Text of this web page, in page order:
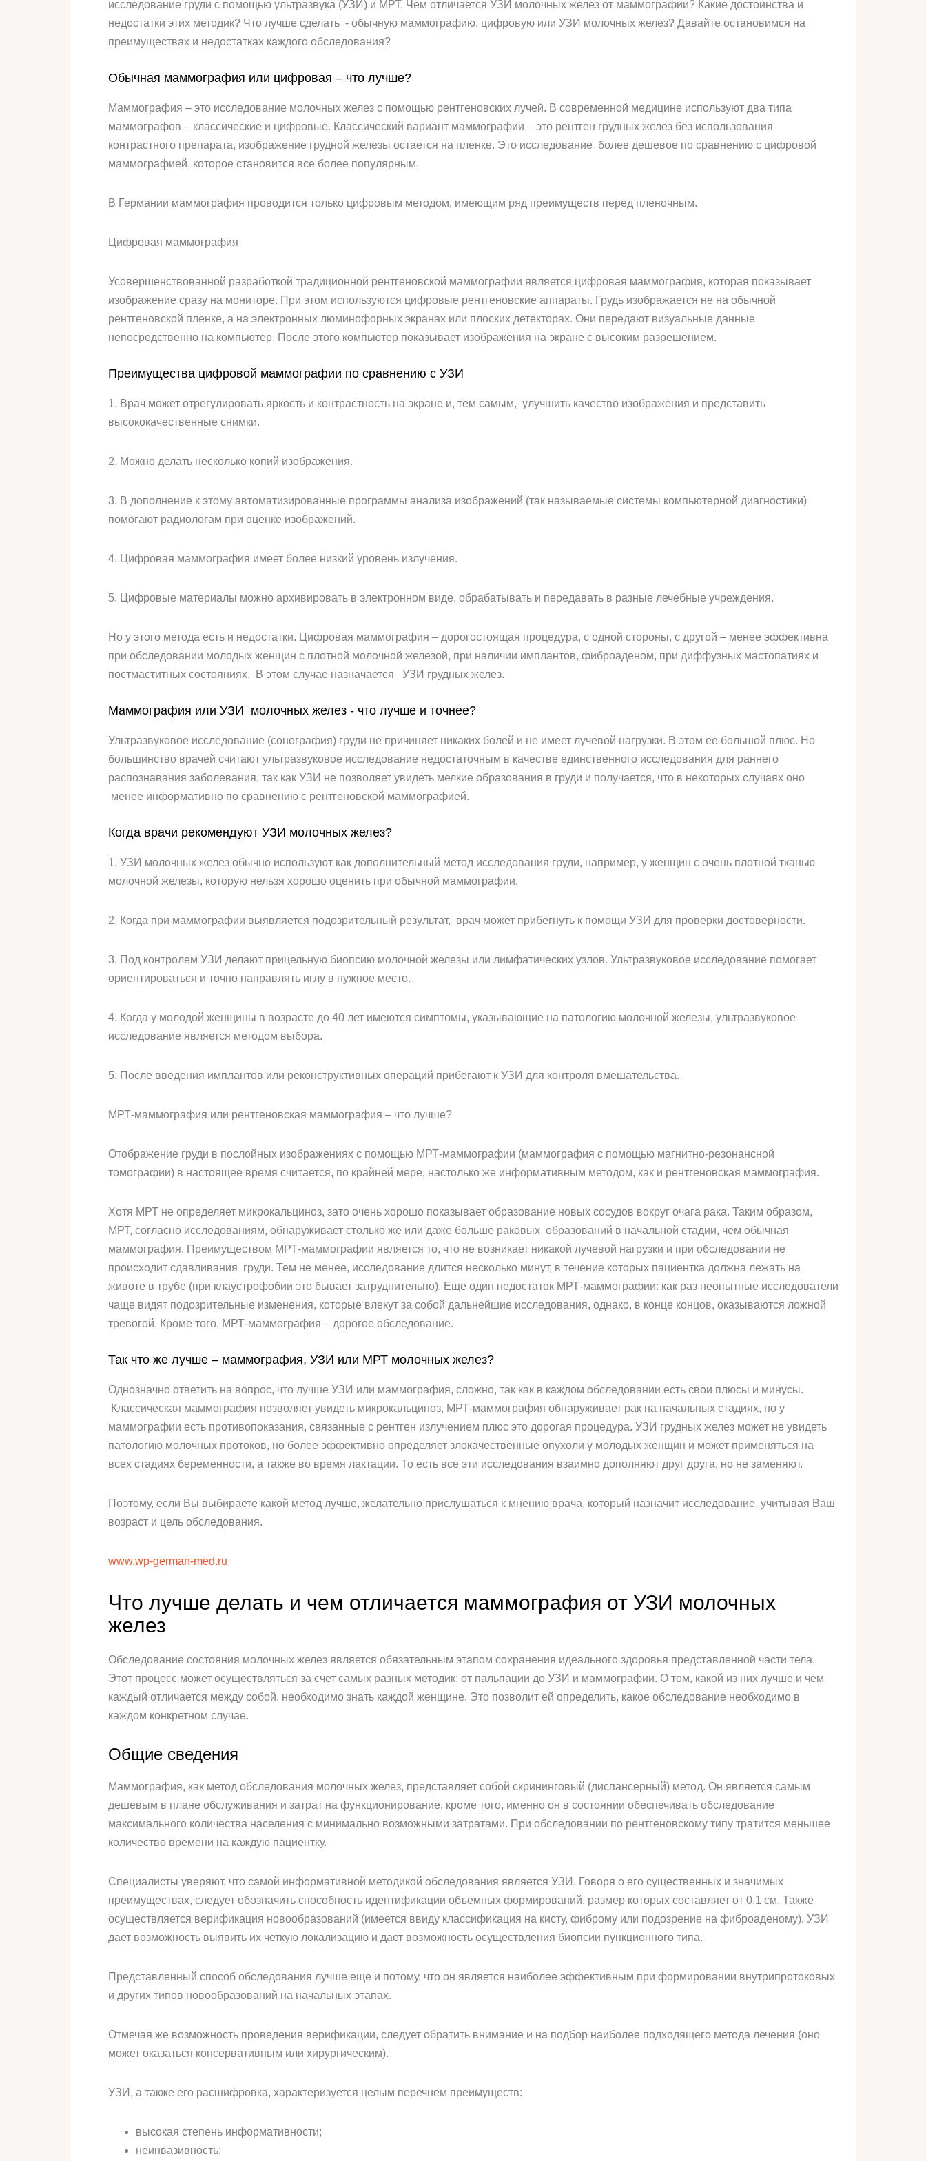
исследование груди с помощью ультразвука (УЗИ) и МРТ. Чем отличается УЗИ молочных желез от маммографии? Какие достоинства и
недостатки этих методик? Что лучше сделать - обычную маммографию, цифровую или УЗИ молочных желез? Давайте остановимся на
преимуществах и недостатках каждого обследования?
Обычная маммография или цифровая – что лучше?
Маммография – это исследование молочных желез с помощью рентгеновских лучей. В современной медицине используют два типа
маммографов – классические и цифровые. Классический вариант маммографии – это рентген грудных желез без использования
контрастного препарата, изображение грудной железы остается на пленке. Это исследование более дешевое по сравнению с цифровой
маммографией, которое становится все более популярным.
В Германии маммография проводится только цифровым методом, имеющим ряд преимуществ перед пленочным.
Цифровая маммография
Усовершенствованной разработкой традиционной рентгеновской маммографии является цифровая маммография, которая показывает
изображение сразу на мониторе. При этом используются цифровые рентгеновские аппараты. Грудь изображается не на обычной
рентгеновской пленке, а на электронных люминофорных экранах или плоских детекторах. Они передают визуальные данные
непосредственно на компьютер. После этого компьютер показывает изображения на экране с высоким разрешением.
Преимущества цифровой маммографии по сравнению с УЗИ
1. Врач может отрегулировать яркость и контрастность на экране и, тем самым, улучшить качество изображения и представить
высококачественные снимки.
2. Можно делать несколько копий изображения.
3. В дополнение к этому автоматизированные программы анализа изображений (так называемые системы компьютерной диагностики)
помогают радиологам при оценке изображений.
4. Цифровая маммография имеет более низкий уровень излучения.
5. Цифровые материалы можно архивировать в электронном виде, обрабатывать и передавать в разные лечебные учреждения.
Но у этого метода есть и недостатки. Цифровая маммография – дорогостоящая процедура, с одной стороны, с другой – менее эффективна
при обследовании молодых женщин с плотной молочной железой, при наличии имплантов, фиброаденом, при диффузных мастопатиях и
постмаститных состояниях. В этом случае назначается УЗИ грудных желез.
Маммография или УЗИ молочных желез - что лучше и точнее?
Ультразвуковое исследование (сонография) груди не причиняет никаких болей и не имеет лучевой нагрузки. В этом ее большой плюс. Но
большинство врачей считают ультразвуковое исследование недостаточным в качестве единственного исследования для раннего
распознавания заболевания, так как УЗИ не позволяет увидеть мелкие образования в груди и получается, что в некоторых случаях оно
менее информативно по сравнению с рентгеновской маммографией.
Когда врачи рекомендуют УЗИ молочных желез?
1. УЗИ молочных желез обычно используют как дополнительный метод исследования груди, например, у женщин с очень плотной тканью
молочной железы, которую нельзя хорошо оценить при обычной маммографии.
2. Когда при маммографии выявляется подозрительный результат, врач может прибегнуть к помощи УЗИ для проверки достоверности.
3. Под контролем УЗИ делают прицельную биопсию молочной железы или лимфатических узлов. Ультразвуковое исследование помогает
ориентироваться и точно направлять иглу в нужное место.
4. Когда у молодой женщины в возрасте до 40 лет имеются симптомы, указывающие на патологию молочной железы, ультразвуковое
исследование является методом выбора.
5. После введения имплантов или реконструктивных операций прибегают к УЗИ для контроля вмешательства.
МРТ-маммография или рентгеновская маммография – что лучше?
Отображение груди в послойных изображениях с помощью МРТ-маммографии (маммография с помощью магнитно-резонансной
томографии) в настоящее время считается, по крайней мере, настолько же информативным методом, как и рентгеновская маммография.
Хотя МРТ не определяет микрокальциноз, зато очень хорошо показывает образование новых сосудов вокруг очага рака. Таким образом,
МРТ, согласно исследованиям, обнаруживает столько же или даже больше раковых образований в начальной стадии, чем обычная
маммография. Преимуществом МРТ-маммографии является то, что не возникает никакой лучевой нагрузки и при обследовании не
происходит сдавливания груди. Тем не менее, исследование длится несколько минут, в течение которых пациентка должна лежать на
животе в трубе (при клаустрофобии это бывает затруднительно). Еще один недостаток МРТ-маммографии: как раз неопытные исследователи
чаще видят подозрительные изменения, которые влекут за собой дальнейшие исследования, однако, в конце концов, оказываются ложной
тревогой. Кроме того, МРТ-маммография – дорогое обследование.
Так что же лучше – маммография, УЗИ или МРТ молочных желез?
Однозначно ответить на вопрос, что лучше УЗИ или маммография, сложно, так как в каждом обследовании есть свои плюсы и минусы.
Классическая маммография позволяет увидеть микрокальциноз, МРТ-маммография обнаруживает рак на начальных стадиях, но у
маммографии есть противопоказания, связанные с рентген излучением плюс это дорогая процедура. УЗИ грудных желез может не увидеть
патологию молочных протоков, но более эффективно определяет злокачественные опухоли у молодых женщин и может применяться на
всех стадиях беременности, а также во время лактации. То есть все эти исследования взаимно дополняют друг друга, но не заменяют.
Поэтому, если Вы выбираете какой метод лучше, желательно прислушаться к мнению врача, который назначит исследование, учитывая Ваш
возраст и цель обследования.
www.wp-german-med.ru
Что лучше делать и чем отличается маммография от УЗИ молочных
желез
Обследование состояния молочных желез является обязательным этапом сохранения идеального здоровья представленной части тела.
Этот процесс может осуществляться за счет самых разных методик: от пальпации до УЗИ и маммографии. О том, какой из них лучше и чем
каждый отличается между собой, необходимо знать каждой женщине. Это позволит ей определить, какое обследование необходимо в
каждом конкретном случае.
Общие сведения
Маммография, как метод обследования молочных желез, представляет собой скрининговый (диспансерный) метод. Он является самым
дешевым в плане обслуживания и затрат на функционирование, кроме того, именно он в состоянии обеспечивать обследование
максимального количества населения с минимально возможными затратами. При обследовании по рентгеновскому типу тратится меньшее
количество времени на каждую пациентку.
Специалисты уверяют, что самой информативной методикой обследования является УЗИ. Говоря о его существенных и значимых
преимуществах, следует обозначить способность идентификации объемных формирований, размер которых составляет от 0,1 см. Также
осуществляется верификация новообразований (имеется ввиду классификация на кисту, фиброму или подозрение на фиброаденому). УЗИ
дает возможность выявить их четкую локализацию и дает возможность осуществления биопсии пункционного типа.
Представленный способ обследования лучше еще и потому, что он является наиболее эффективным при формировании внутрипротоковых
и других типов новообразований на начальных этапах.
Отмечая же возможность проведения верификации, следует обратить внимание и на подбор наиболее подходящего метода лечения (оно
может оказаться консервативным или хирургическим).
УЗИ, а также его расшифровка, характеризуется целым перечнем преимуществ:
высокая степень информативности;
неинвазивность;